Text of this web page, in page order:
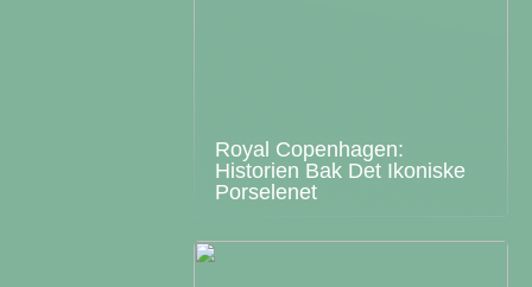
Royal Copenhagen:
Historien Bak Det Ikoniske
Porselenet